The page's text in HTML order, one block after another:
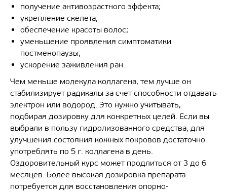
получение антивозрастного эффекта;
укрепление скелета;
обеспечение красоты волос;
уменьшение проявления симптоматики
постменопаузы;
ускорение заживления ран.
Чем меньше молекула коллагена, тем лучше он
стабилизирует радикалы за счет способности отдавать
электрон или водород. Это нужно учитывать,
подбирая дозировку для конкретных целей. Если вы
выбрали в пользу гидролизованного средства, для
улучшения состояния кожных покровов достаточно
употреблять по 5 г. коллагена в день.
Оздоровительный курс может продлиться от 3 до 6
месяцев. Более высокая дозировка препарата
потребуется для восстановления опорно-